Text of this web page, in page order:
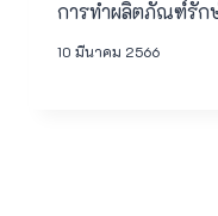
การทำผลิตภัณฑ์รัก
10 มีนาคม 2566